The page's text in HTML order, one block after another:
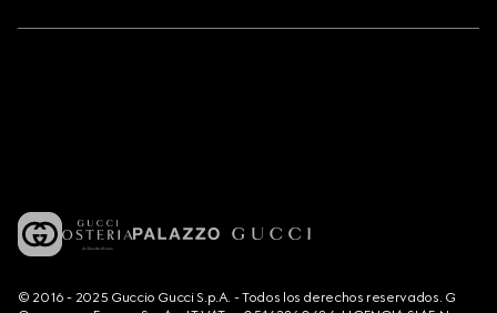
© 2016 - 2025 Guccio Gucci S.p.A. - Todos los derechos reservados. G